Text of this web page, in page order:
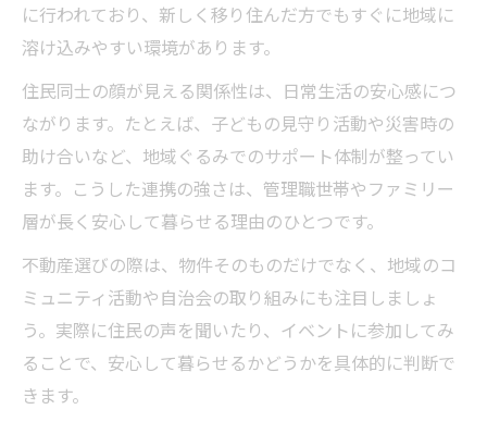
に行われており、新しく移り住んだ方でもすぐに地域に
溶け込みやすい環境があります。
住民同士の顔が見える関係性は、日常生活の安心感につ
ながります。たとえば、子どもの見守り活動や災害時の
助け合いなど、地域ぐるみでのサポート体制が整ってい
ます。こうした連携の強さは、管理職世帯やファミリー
層が長く安心して暮らせる理由のひとつです。
不動産選びの際は、物件そのものだけでなく、地域のコ
ミュニティ活動や自治会の取り組みにも注目しましょ
う。実際に住民の声を聞いたり、イベントに参加してみ
ることで、安心して暮らせるかどうかを具体的に判断で
きます。